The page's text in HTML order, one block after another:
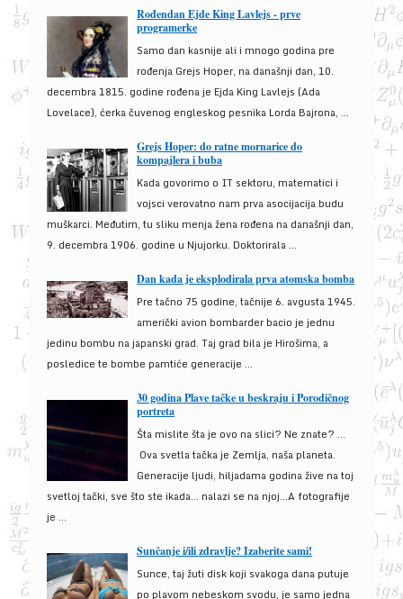
Rođendan Ejde King Lavlejs - prve
programerke
Samo dan kasnije ali i mnogo godina pre
rođenja Grejs Hoper, na današnji dan, 10.
decembra 1815. godine rođena je Ejda King Lavlejs (Ada
Lovelace), ćerka čuvenog engleskog pesnika Lorda Bajrona, ...
Grejs Hoper: do ratne mornarice do
kompajlera i buba
Kada govorimo o IT sektoru, matematici i
vojsci verovatno nam prva asocijacija budu
muškarci. Međutim, tu sliku menja žena rođena na današnji dan,
9. decembra 1906. godine u Njujorku. Doktorirala ...
Dan kada je eksplodirala prva atomska bomba
Pre tačno 75 godine, tačnije 6. avgusta 1945.
američki avion bombarder bacio je jednu
jedinu bombu na japanski grad. Taj grad bila je Hirošima, a
posledice te bombe pamtiće generacije ...
30 godina Plave tačke u beskraju i Porodičnog
portreta
Šta mislite šta je ovo na slici? Ne znate? …
Ova svetla tačka je Zemlja, naša planeta.
Generacije ljudi, hiljadama godina žive na toj
svetloj tački, sve što ste ikada… nalazi se na njoj…A fotografije
je ...
Sunčanje i/ili zdravlje? Izaberite sami!
Sunce, taj žuti disk koji svakoga dana putuje
po plavom nebeskom svodu, je samo jedna